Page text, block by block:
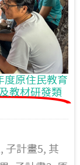
度原住民教育
教材研發類
子計畫5, 其